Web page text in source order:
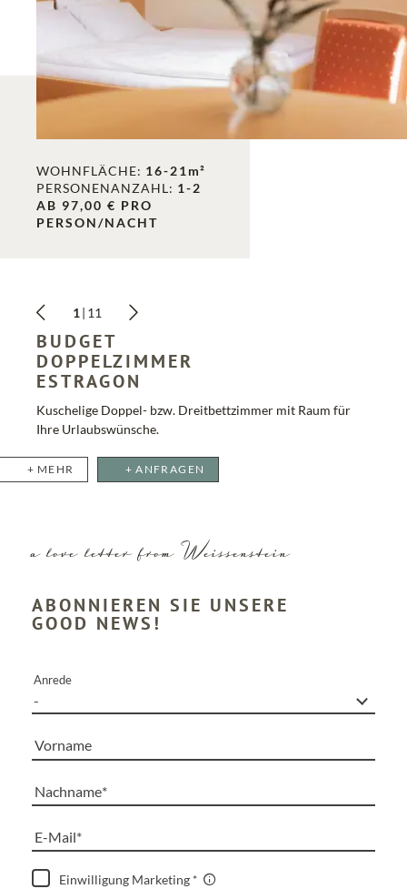
WOHNFLÄCHE: 16-21m²
PERSONENANZAHL: 1-2
AB 97,00 € PRO
PERSON/NACHT
1| 11
BUDGET
DOPPELZIMMER
ESTRAGON
Kuschelige Doppel- bzw. Dreitbettzimmer mit Raum für
Ihre Urlaubswünsche.
MEHR ANFRAGEN
a love letter from Weissenstein
ABONNIEREN SIE UNSERE
GOOD NEWS!
Anrede
Vorname
Nachname
E-Mail
Einwilligung Marketing
SUCHEN